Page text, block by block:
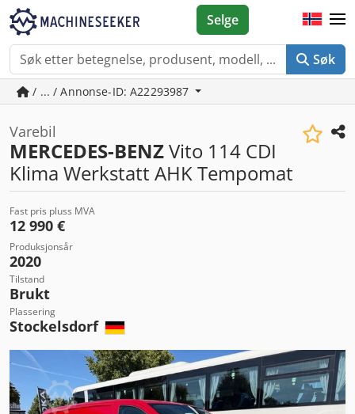
Søk
Selge
/ ... / Annonse-ID: A22293987
Varebil
MERCEDES-BENZVito 114 CDI
Klima Werkstatt AHK Tempomat
Fast pris pluss MVA
12 990 €
Produksjonsår
2020
Tilstand
Brukt
Plassering
Stockelsdorf